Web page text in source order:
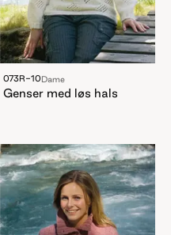
073R-10Dame
Genser med løs hals